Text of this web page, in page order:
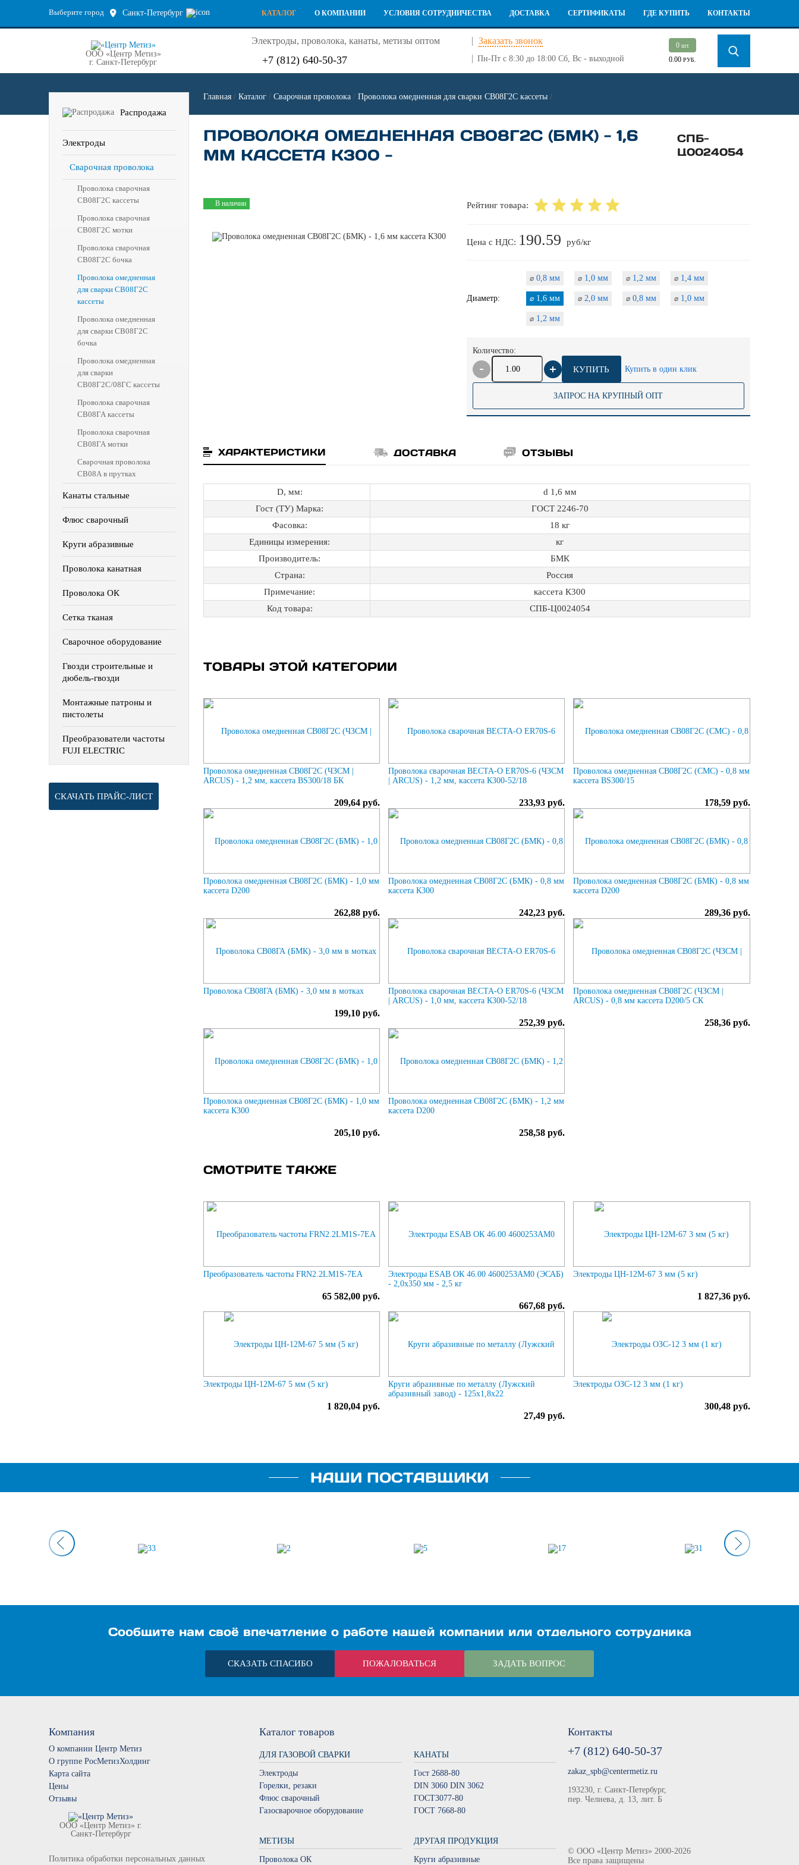
Выберите город Санкт-Петербург КАТАЛОГ О КОМПАНИИ УСЛОВИЯ СОТРУДНИЧЕСТВА ДОСТАВКА СЕРТИФИКАТЫ ГДЕ КУПИТЬ КОНТАКТЫ
ООО «Центр Метиз»
г. Санкт-Петербург
Электроды, проволока, канаты, метизы оптом Заказать звонок
+7 (812) 640-50-37 Пн-Пт с 8:30 до 18:00 Сб, Вс - выходной
0 шт.
0.00РУБ.
Распродажа
Электроды
Сварочная проволока
Проволока сварочная
СВ08Г2С кассеты
Проволока сварочная
СВ08Г2С мотки
Проволока сварочная
СВ08Г2С бочка
Проволока омедненная
для сварки СВ08Г2С
кассеты
Проволока омедненная
для сварки СВ08Г2С
бочка
Проволока омедненная
для сварки
СВ08Г2С/08ГС кассеты
Проволока сварочная
СВ08ГА кассеты
Проволока сварочная
СВ08ГА мотки
Сварочная проволока
СВ08А в прутках
Канаты стальные
Флюс сварочный
Круги абразивные
Проволока канатная
Проволока ОК
Сетка тканая
Сварочное оборудование
Гвозди строительные и
дюбель-гвозди
Монтажные патроны и
пистолеты
Преобразователи частоты
FUJI ELECTRIC
СКАЧАТЬ ПРАЙС-ЛИСТ
Главная / Каталог / Сварочная проволока / Проволока омедненная для сварки СВ08Г2С кассеты /
ПРОВОЛОКА ОМЕДНЕННАЯ СВ08Г2С (БМК) - 1,6
ММ КАССЕТА К300 -
СПБ-
Ц0024054
В наличии Рейтинг товара:
Цена с НДС: 190.59 руб/кг
Диаметр:
⌀0,8 мм ⌀1,0 мм ⌀1,2 мм ⌀1,4 мм
⌀1,6 мм ⌀2,0 мм ⌀0,8 мм ⌀1,0 мм
⌀1,2 мм
Количество:
КУПИТЬ Купить в один клик
ЗАПРОС НА КРУПНЫЙ ОПТ
ХАРАКТЕРИСТИКИ ДОСТАВКА ОТЗЫВЫ
D, мм:
d 1,6 мм
Гост (ТУ) Марка:
ГОСТ 2246-70
Фасовка:
18 кг
Единицы измерения:
кг
Производитель:
БМК
Страна:
Россия
Примечание:
кассета К300
Код товара:
СПБ-Ц0024054
ТОВАРЫ ЭТОЙ КАТЕГОРИИ
Проволока омедненная СВ08Г2С (ЧЗСМ |
ARCUS) - 1,2 мм, кассета BS300/18 БК
209,64 руб.
Проволока сварочная ВЕСТА-О ER70S-6 (ЧЗСМ
| ARCUS) - 1,2 мм, кассета К300-52/18
233,93 руб.
Проволока омедненная СВ08Г2С (СМС) - 0,8 мм
кассета BS300/15
178,59 руб.
Проволока омедненная СВ08Г2С (БМК) - 1,0 мм
кассета D200
262,88 руб.
Проволока омедненная СВ08Г2С (БМК) - 0,8 мм
кассета К300
242,23 руб.
Проволока омедненная СВ08Г2С (БМК) - 0,8 мм
кассета D200
289,36 руб.
Проволока СВ08ГА (БМК) - 3,0 мм в мотках
199,10 руб.
Проволока сварочная ВЕСТА-О ER70S-6 (ЧЗСМ
| ARCUS) - 1,0 мм, кассета К300-52/18
252,39 руб.
Проволока омедненная СВ08Г2С (ЧЗСМ |
ARCUS) - 0,8 мм кассета D200/5 СК
258,36 руб.
Проволока омедненная СВ08Г2С (БМК) - 1,0 мм
кассета К300
205,10 руб.
Проволока омедненная СВ08Г2С (БМК) - 1,2 мм
кассета D200
258,58 руб.
СМОТРИТЕ ТАКЖЕ
Преобразователь частоты FRN2.2LM1S-7EA
65 582,00 руб.
Электроды ESAB ОК 46.00 4600253AM0 (ЭСАБ)
- 2,0х350 мм - 2,5 кг
667,68 руб.
Электроды ЦН-12М-67 3 мм (5 кг)
1 827,36 руб.
Электроды ЦН-12М-67 5 мм (5 кг)
1 820,04 руб.
Круги абразивные по металлу (Лужский
абразивный завод) - 125х1,8х22
27,49 руб.
Электроды ОЗС-12 3 мм (1 кг)
300,48 руб.
НАШИ ПОСТАВЩИКИ
Сообщите нам своё впечатление о работе нашей компании или отдельного сотрудника
СКАЗАТЬ СПАСИБО ПОЖАЛОВАТЬСЯ ЗАДАТЬ ВОПРОС
Компания
О компании Центр Метиз
О группе РосМетизХолдинг
Карта сайта
Цены
Отзывы
ООО «Центр Метиз» г.
Санкт-Петербург
Политика обработки персональных данных
Каталог товаров
ДЛЯ ГАЗОВОЙ СВАРКИ
Электроды
Горелки, резаки
Флюс сварочный
Газосварочное оборудование
КАНАТЫ
Гост 2688-80
DIN 3060 DIN 3062
ГОСТ3077-80
ГОСТ 7668-80
МЕТИЗЫ
Проволока ОК
ДРУГАЯ ПРОДУКЦИЯ
Круги абразивные
Контакты
+7 (812) 640-50-37
zakaz_spb@centermetiz.ru
193230, г. Санкт-Петербург,
пер. Челиева, д. 13, лит. Б
©ООО «Центр Метиз» 2000-2026
Все права защищены